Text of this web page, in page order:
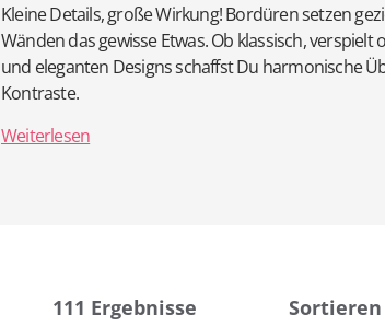
Kleine Details, große Wirkung! Bordüren setzen
Wänden das gewisse Etwas. Ob klassisch,
und eleganten Designs schaffst Du harmonische
Kontraste.
Weiterlesen
111 Ergebnisse